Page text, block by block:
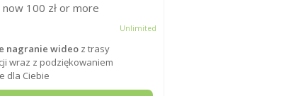
now 100 zł or more
Unlimited
nagranie wideo z trasy
wraz z podziękowaniem
dla Ciebie